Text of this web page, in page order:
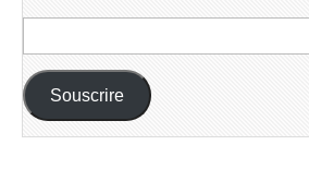
e-
mail :
Souscrire